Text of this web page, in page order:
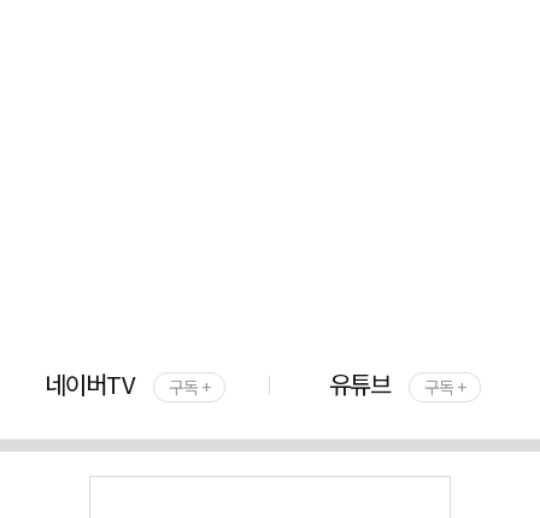
네이버TV 구독 + 유튜브 구독 +